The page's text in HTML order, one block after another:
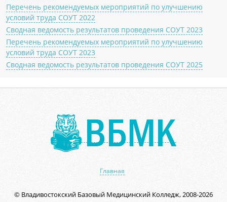
Перечень рекомендуемых мероприятий по улучшению
условий труда СОУТ 2022
Сводная ведомость результатов проведения СОУТ 2023
Перечень рекомендуемых мероприятий по улучшению
условий труда СОУТ 2023
Сводная ведомость результатов проведения СОУТ 2025
Главная
© Владивостокский Базовый Медицинский Колледж, 2008-2026